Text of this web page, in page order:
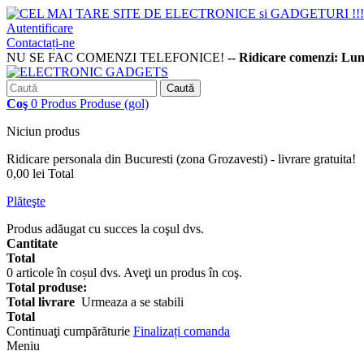
Autentificare
Contactați-ne
NU SE FAC COMENZI TELEFONICE! -- Ridicare comenzi:
Caută
Coş 0 Produs Produse (gol)
Niciun produs
Ridicare personala din Bucuresti (zona Grozavesti) - livrare gratuita!
0,00 lei Total
Plăteşte
Produs adăugat cu succes la coşul dvs.
Cantitate
Total
0 articole în coșul dvs. Aveţi un produs în coş.
Total produse:
Total livrare Urmeaza a se stabili
Total
Continuaţi cumpărăturie Finalizați comanda
Meniu